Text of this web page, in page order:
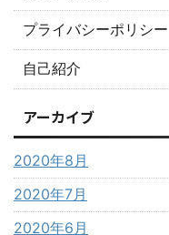
プライバシーポリシー
自己紹介
アーカイブ
2020年8月
2020年7月
2020年6月